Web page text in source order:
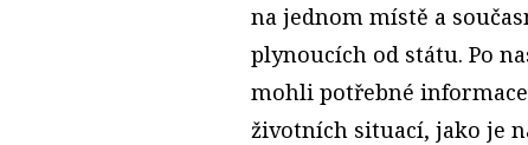
na jednom místě a
plynoucích od státu. Po
mohli potřebné
životních situací, jako je